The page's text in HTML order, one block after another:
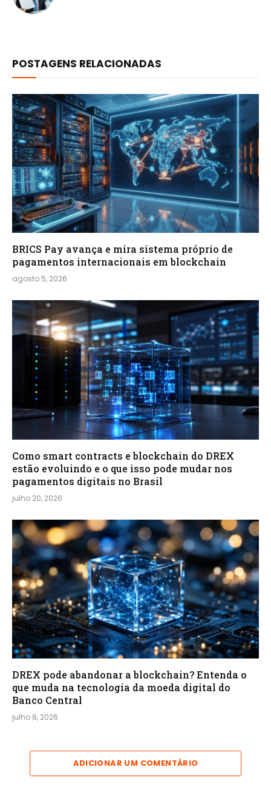
POSTAGENS RELACIONADAS
BRICS Pay avança e mira sistema próprio de
pagamentos internacionais em blockchain
agosto 5, 2026
Como smart contracts e blockchain do DREX
estão evoluindo e o que isso pode mudar nos
pagamentos digitais no Brasil
julho 20, 2026
DREX pode abandonar a blockchain? Entenda o
que muda na tecnologia da moeda digital do
Banco Central
julho 8, 2026
ADICIONAR UM COMENTÁRIO